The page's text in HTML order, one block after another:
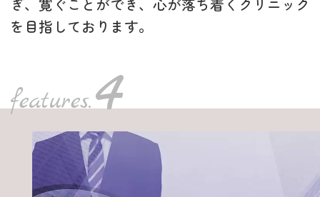
ぎ、寛ぐことができ、心が落ち着くクリニック
を目指しております。